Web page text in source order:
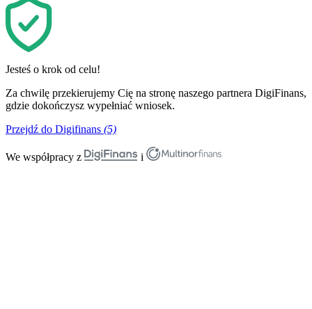
Jesteś o krok od celu!
Za chwilę przekierujemy Cię na stronę naszego partnera DigiFinans,
gdzie dokończysz wypełniać wniosek.
Przejdź do Digifinans (5)
We współpracy z i